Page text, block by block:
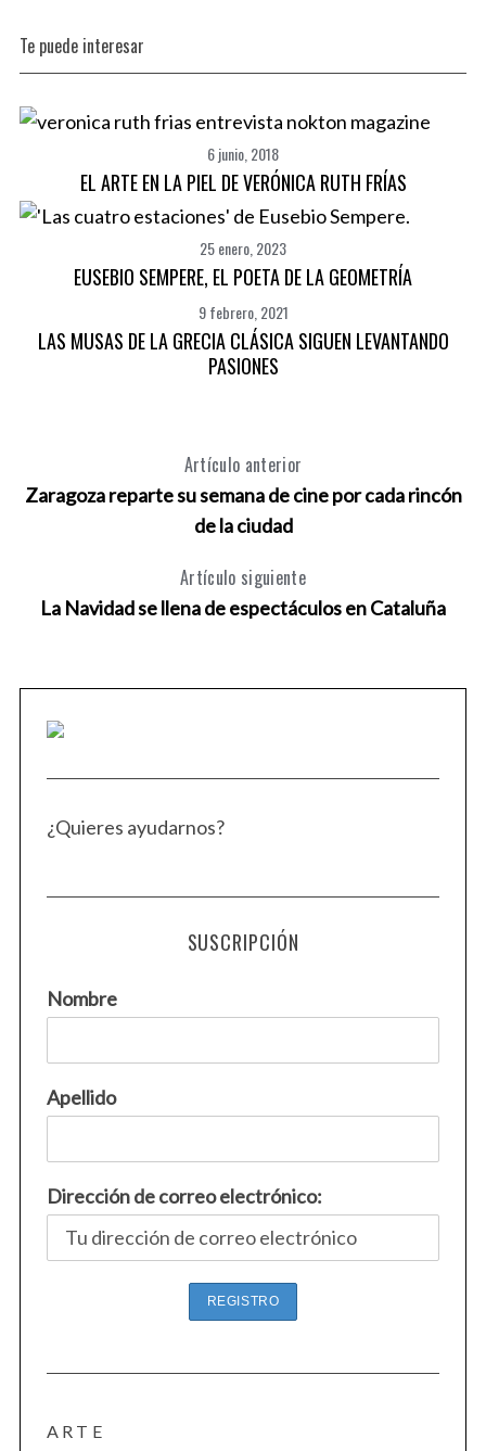
Te puede interesar
6 junio, 2018
EL ARTE EN LA PIEL DE VERÓNICA RUTH FRÍAS
25 enero, 2023
EUSEBIO SEMPERE, EL POETA DE LA GEOMETRÍA
9 febrero, 2021
LAS MUSAS DE LA GRECIA CLÁSICA SIGUEN LEVANTANDO
PASIONES
Artículo anterior
Zaragoza reparte su semana de cine por cada rincón
de la ciudad
Artículo siguiente
La Navidad se llena de espectáculos en Cataluña
¿Quieres ayudarnos?
SUSCRIPCIÓN
Nombre
Apellido
Dirección de correo electrónico:
ARTE